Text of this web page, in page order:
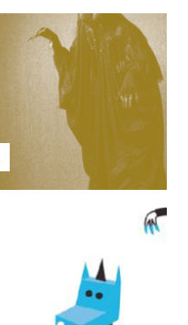
valencians